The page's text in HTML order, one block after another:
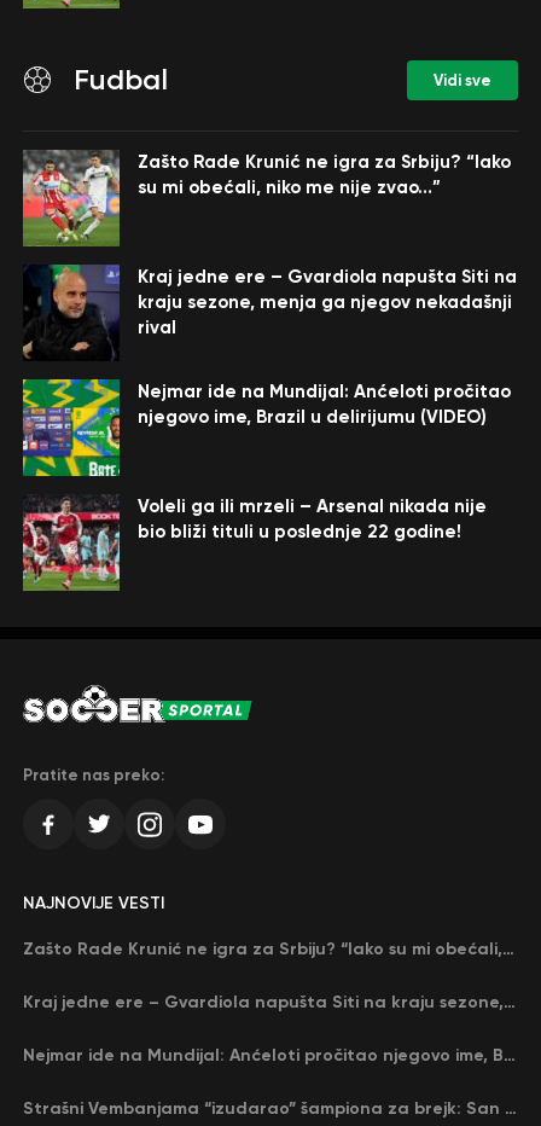
Fudbal Vidi sve
Zašto Rade Krunić ne igra za Srbiju? “Iako
su mi obećali, niko me nije zvao…”
Kraj jedne ere – Gvardiola napušta Siti na
kraju sezone, menja ga njegov nekadašnji
rival
Nejmar ide na Mundijal: Anćeloti pročitao
njegovo ime, Brazil u delirijumu (VIDEO)
Voleli ga ili mrzeli – Arsenal nikada nije
bio bliži tituli u poslednje 22 godine!
Pratite nas preko:
NAJNOVIJE VESTI
Zašto Rade Krunić ne igra za Srbiju? “Iako su mi obećali, niko me nije zvao…”
Kraj jedne ere – Gvardiola napušta Siti na kraju sezone, menja ga njegov nekadašnji rival
Nejmar ide na Mundijal: Anćeloti pročitao njegovo ime, Brazil u delirijumu (VIDEO)
Strašni Vembanjama “izudarao” šampiona za brejk: San Antonio poveo protiv Oklahome